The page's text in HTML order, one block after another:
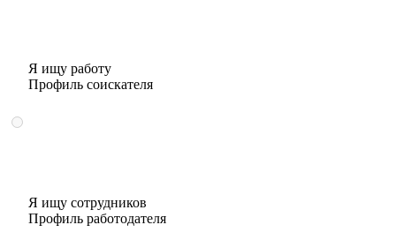
Я ищу работу
Профиль соискателя
Я ищу сотрудников
Профиль работодателя